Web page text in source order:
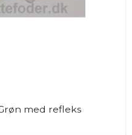
med refleks